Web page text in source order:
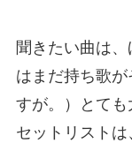
聞きたい曲は
はまだ持ち歌
すが。）とても
セットリストは